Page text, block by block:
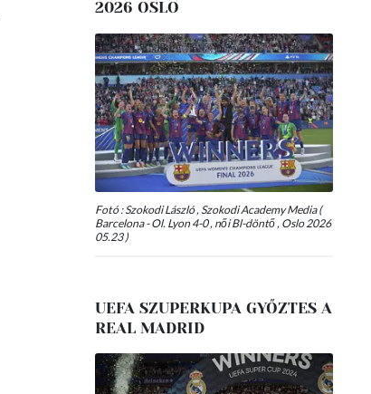
2026 OSLO
Fotó : Szokodi László , Szokodi Academy Media (
Barcelona - Ol. Lyon 4-0 , női Bl-döntő , Oslo 2026
05.23 )
UEFA SZUPERKUPA GYŐZTES A
REAL MADRID